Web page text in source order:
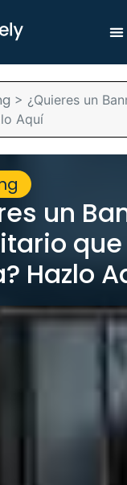
> ¿Quieres un
Aquí
un
que
Hazlo